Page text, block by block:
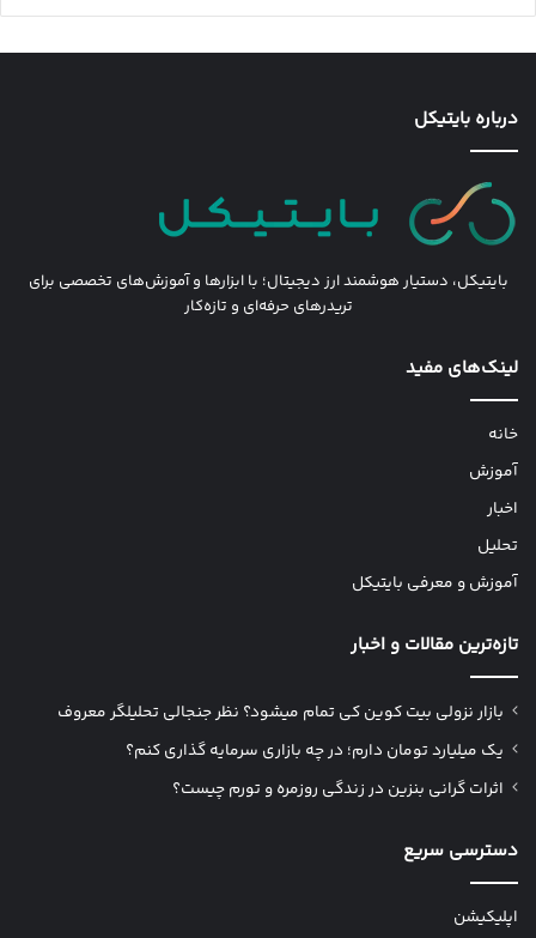
درباره بایتیکل
بایتیکل، دستیار هوشمند ارز دیجیتال؛ با ابزارها و آموزش‌های تخصصی برای
تریدرهای حرفه‌ای و تازه‌کار
لینک‌های مفید
خانه
آموزش
اخبار
تحلیل
آموزش و معرفی بایتیکل
تازه‌ترین مقالات و اخبار
بازار نزولی بیت کوین کی تمام میشود؟ نظر جنجالی تحلیلگر معروف
یک میلیارد تومان دارم؛ در چه بازاری سرمایه گذاری کنم؟
اثرات گرانی بنزین در زندگی روزمره و تورم چیست؟
دسترسی سریع
اپلیکیشن